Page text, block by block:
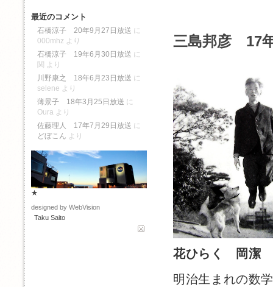
三島邦彦 17
花ひらく 岡潔
明治生まれの数
最近のコメント
石橋涼子 20年9月27日放送 に
000mhz より
石橋涼子 19年6月30日放送 に
関 より
川野康之 18年6月23日放送 に
selene より
薄景子 18年3月25日放送 に
Oura より
佐藤理人 17年7月29日放送 に
どぼこん より
★
designed by WebVision
Taku Saito